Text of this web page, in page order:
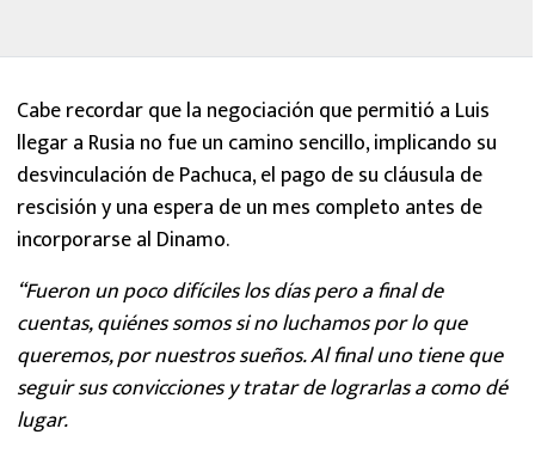
Cabe recordar que la negociación que permitió a Luis
llegar a Rusia no fue un camino sencillo, implicando su
desvinculación de Pachuca, el pago de su cláusula de
rescisión y una espera de un mes completo antes de
incorporarse al Dinamo.
“Fueron un poco difíciles los días pero a final de
cuentas, quiénes somos si no luchamos por lo que
queremos, por nuestros sueños. Al final uno tiene que
seguir sus convicciones y tratar de lograrlas a como dé
lugar.